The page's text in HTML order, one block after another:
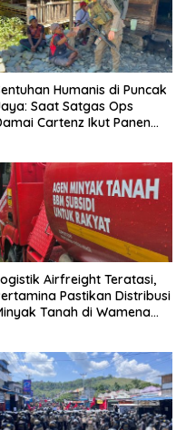
Humanis di Puncak
Saat Satgas Ops
Cartenz Ikut Panen
Airfreight Teratasi,
Pastikan Distribusi
Tanah di Wamena